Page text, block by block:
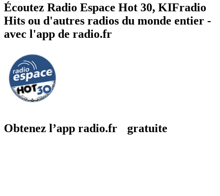
Écoutez Radio Espace Hot 30, KIFradio
Hits ou d'autres radios du monde entier -
avec l'app de radio.fr
Obtenez l’app radio.fr gratuite